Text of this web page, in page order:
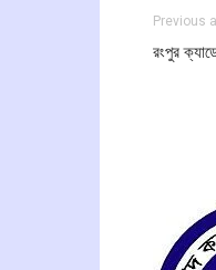
Previous
রংপুর